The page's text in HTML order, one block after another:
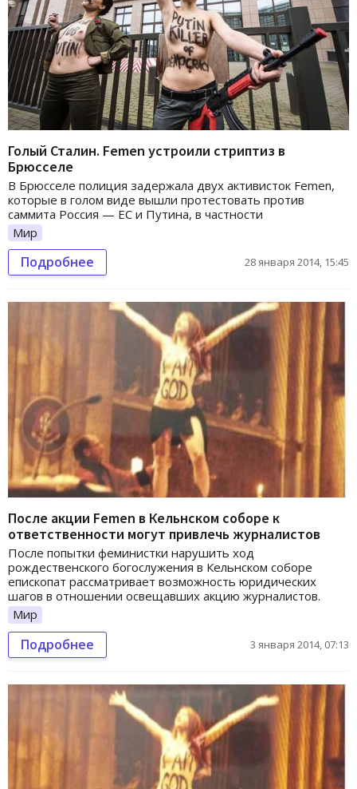
Голый Сталин. Femen устроили стриптиз в
Брюсселе
В Брюсселе полиция задержала двух активисток Femen,
которые в голом виде вышли протестовать против
саммита Россия — ЕС и Путина, в частности
Мир
Подробнее 28 января 2014, 15:45
После акции Femen в Кельнском соборе к
ответственности могут привлечь журналистов
После попытки феминистки нарушить ход
рождественского богослужения в Кельнском соборе
епископат рассматривает возможность юридических
шагов в отношении освещавших акцию журналистов.
Мир
Подробнее 3 января 2014, 07:13